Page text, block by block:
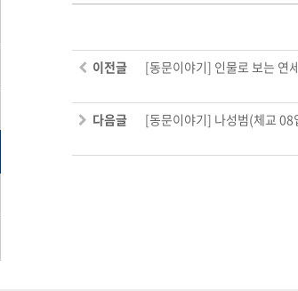
이전글
[동문이야기] 인물로 보는 연
다음글
[동문이야기] 나성범(체교 08